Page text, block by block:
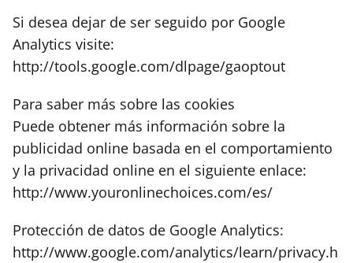
Si desea dejar de ser seguido por Google
Analytics visite:
http://tools.google.com/dlpage/gaoptout
Para saber más sobre las cookies
Puede obtener más información sobre la
publicidad online basada en el comportamiento
y la privacidad online en el siguiente enlace:
http://www.youronlinechoices.com/es/
Protección de datos de Google Analytics:
http://www.google.com/analytics/learn/privacy.h